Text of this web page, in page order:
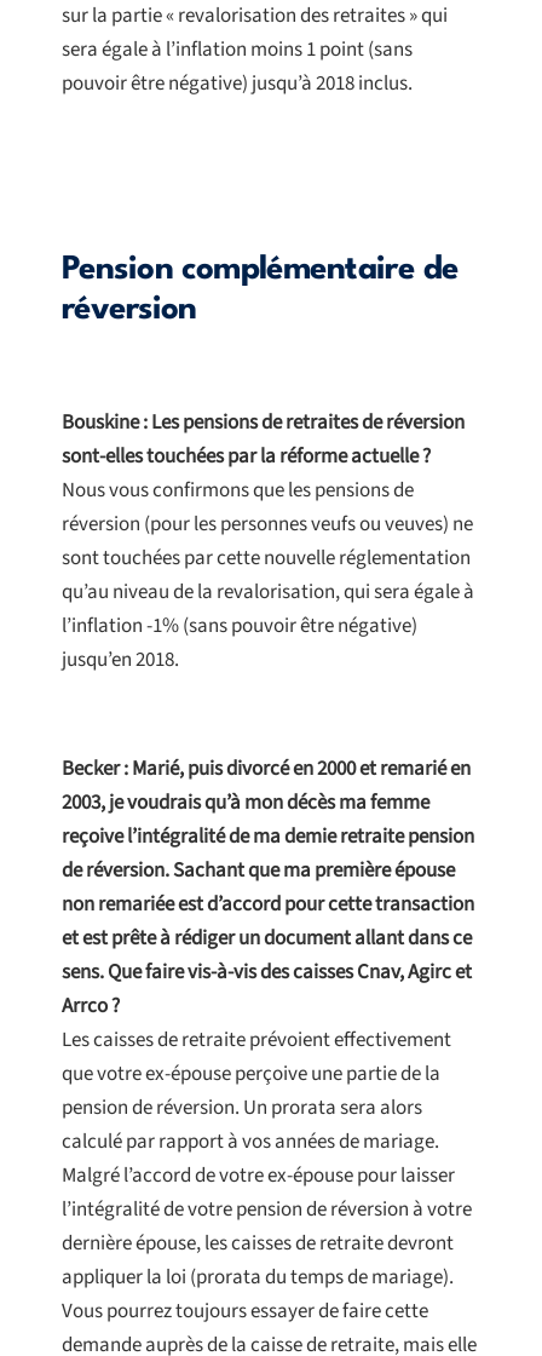
sur la partie « revalorisation des retraites » qui
sera égale à l’inflation moins 1 point (sans
pouvoir être négative) jusqu’à 2018 inclus.
Pension complémentaire de
réversion
Bouskine : Les pensions de retraites de réversion
sont-elles touchées par la réforme actuelle ?
Nous vous confirmons que les pensions de
réversion (pour les personnes veufs ou veuves) ne
sont touchées par cette nouvelle réglementation
qu’au niveau de la revalorisation, qui sera égale à
l’inflation -1% (sans pouvoir être négative)
jusqu’en 2018.
Becker : Marié, puis divorcé en 2000 et remarié en
2003, je voudrais qu’à mon décès ma femme
reçoive l’intégralité de ma demie retraite pension
de réversion. Sachant que ma première épouse
non remariée est d’accord pour cette transaction
et est prête à rédiger un document allant dans ce
sens. Que faire vis-à-vis des caisses Cnav, Agirc et
Arrco ?
Les caisses de retraite prévoient effectivement
que votre ex-épouse perçoive une partie de la
pension de réversion. Un prorata sera alors
calculé par rapport à vos années de mariage.
Malgré l’accord de votre ex-épouse pour laisser
l’intégralité de votre pension de réversion à votre
dernière épouse, les caisses de retraite devront
appliquer la loi (prorata du temps de mariage).
Vous pourrez toujours essayer de faire cette
demande auprès de la caisse de retraite, mais elle